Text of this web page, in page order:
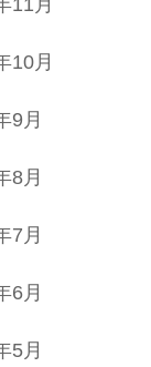
10月
9月
8月
7月
6月
5月